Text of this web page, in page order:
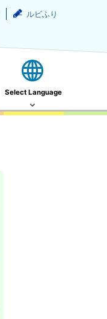
ルビふり
Select Language